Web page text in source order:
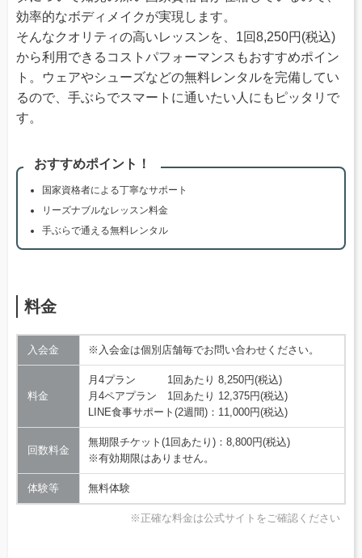
効率的なボディメイクが実現します。
そんなクオリティの高いレッスンを、1回8,250円(税込)
から利用できるコストパフォーマンスもおすすめポイン
ト。ウェアやシューズなどの無料レンタルを完備してい
るので、手ぶらでスマートに通いたい人にもピッタリで
す。
おすすめポイント！
国家資格者による丁寧なサポート
リーズナブルなレッスン料金
手ぶらで通える無料レンタル
料金
入会金 ※入会金は個別店舗毎でお問い合わせください。
料金
月4プラン 1回あたり 8,250円(税込)
月4ペアプラン 1回あたり 12,375円(税込)
LINE食事サポート(2週間)：11,000円(税込)
回数料金
無期限チケット(1回あたり)：8,800円(税込)
※有効期限はありません。
体験等 無料体験
※正確な料金は公式サイトをご確認ください